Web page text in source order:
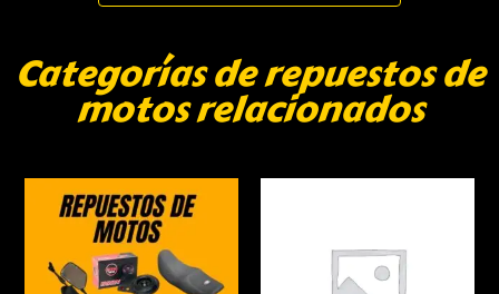
Categorías de repuestos de
motos relacionados